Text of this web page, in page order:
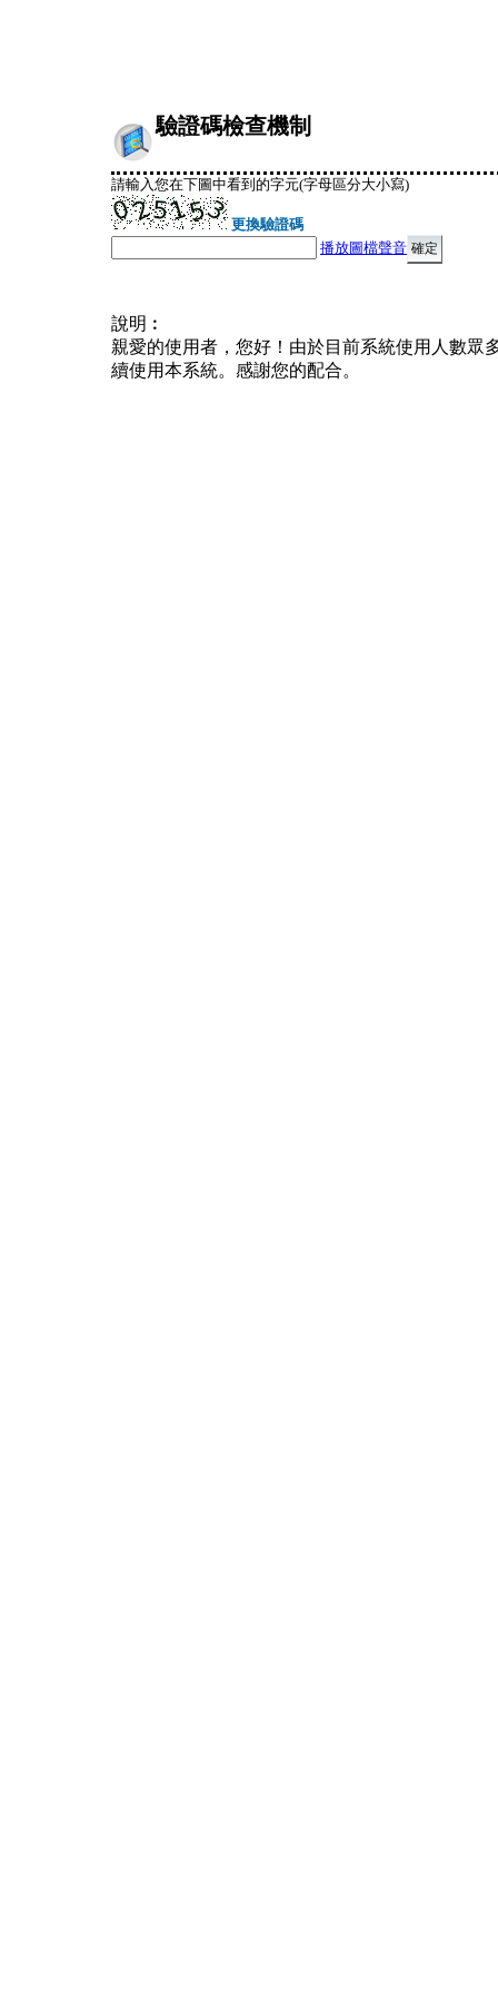
驗證碼檢查機制
請輸入您在下圖中看到的字元(字母區分大小寫)
更換驗證碼
播放圖檔聲音
說明︰
親愛的使用者，您好！由於目前系統使用人數眾
續使用本系統。感謝您的配合。